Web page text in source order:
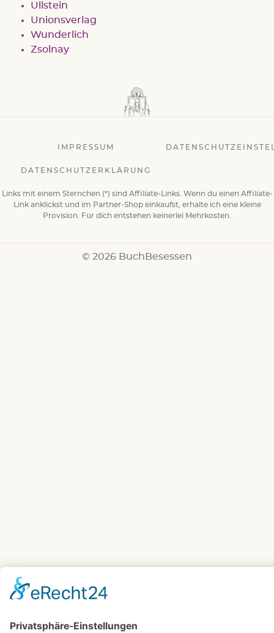
Ullstein
Unionsverlag
Wunderlich
Zsolnay
IMPRESSUM
DATENSCHUTZERKLÄRUNG
Links mit einem Sternchen (*) sind Affiliate-Links. Wenn du einen Affiliate-
Link anklickst und im Partner-Shop einkaufst, erhalte ich eine kleine
Provision. Für dich entstehen keinerlei Mehrkosten.
© 2026 BuchBesessen